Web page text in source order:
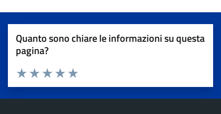
Quanto sono chiare le informazioni su questa
pagina?
Valuta 5 stelle su 5
Valuta 4 stelle su 5
Valuta 3 stelle su 5
Valuta 2 stelle su 5
Valuta 1 stelle su 5